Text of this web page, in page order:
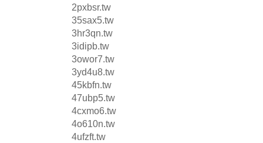
2pxbsr.tw
35sax5.tw
3hr3qn.tw
3idipb.tw
3owor7.tw
3yd4u8.tw
45kbfn.tw
47ubp5.tw
4cxmo6.tw
4o610n.tw
4ufzft.tw